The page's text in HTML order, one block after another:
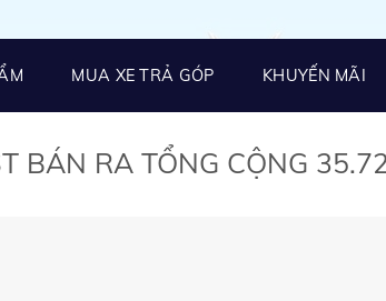
MUA XE TRẢ GÓP KHUYẾN MÃI
BÁN RA TỔNG CỘNG